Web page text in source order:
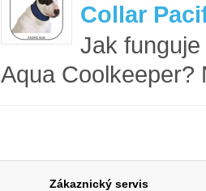
Collar
Jak
Aqua Coolkeeper?
Zákaznický servis